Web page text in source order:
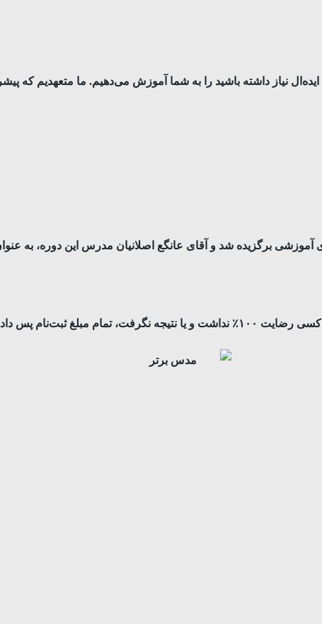
نیاز داشته باشید را به شما آموزش می‌دهیم. ما متعهدیم که
پس داده خواهد شد